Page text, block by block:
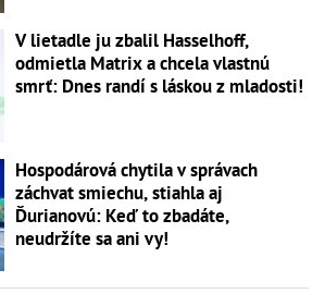
V lietadle ju zbalil Hasselhoff,
odmietla Matrix a chcela vlastnú
smrť: Dnes randí s láskou z mladosti!
Hospodárová chytila v správach
záchvat smiechu, stiahla aj
Ďurianovú: Keď to zbadáte,
neudržíte sa ani vy!